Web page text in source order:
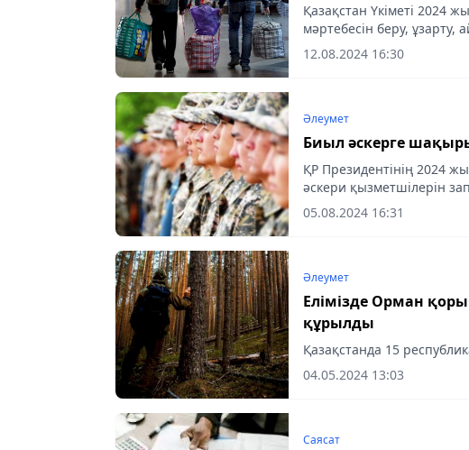
Қазақстан Үкіметі 2024
мәртебесін беру, ұзарту,
енгізді, деп хабарлайды
босқын...
12.08.2024 16:30
Әлеумет
Биыл әскерге
ҚР Президентінің 2024
әскери қызметшілерін
– маусым және қыркүйек –
әскери...
05.08.2024 16:31
Әлеумет
Елімізде Орман қорын күзету және қорғау қызметі
құрылды
Қазақстанда 15
04.05.2024 13:03
Саясат